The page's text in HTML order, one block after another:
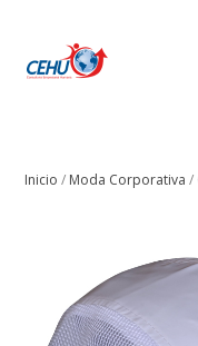
Inicio / Moda Corporativa /